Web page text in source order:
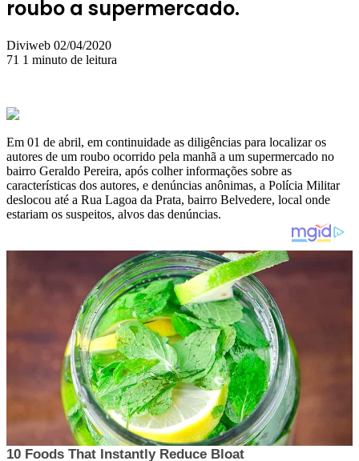
roubo a supermercado.
Diviweb Mande
um
02/04/2020
71 1 minuto de leitura
Em 01 de abril, em continuidade as diligências para localizar os
autores de um roubo ocorrido pela manhã a um supermercado no
bairro Geraldo Pereira, após colher informações sobre as
características dos autores, e denúncias anônimas, a Polícia Militar
deslocou até a Rua Lagoa da Prata, bairro Belvedere, local onde
estariam os suspeitos, alvos das denúncias.